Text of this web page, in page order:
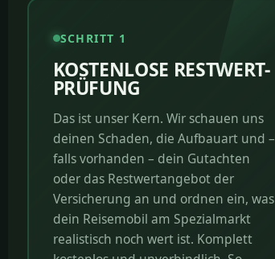
SCHRITT 1
KOSTENLOSE RESTWERT-
PRÜFUNG
Das ist unser Kern. Wir schauen uns
deinen Schaden, die Aufbauart und –
falls vorhanden – dein Gutachten
oder das Restwertangebot der
Versicherung an und ordnen ein, was
dein Reisemobil am Spezialmarkt
realistisch noch wert ist. Komplett